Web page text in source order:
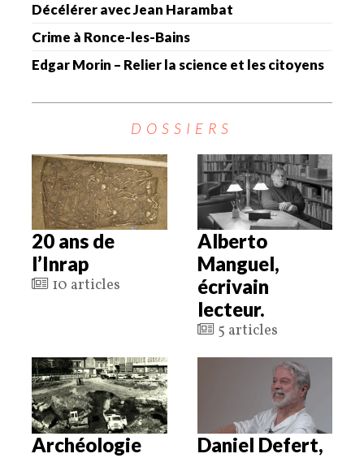
Décélérer avec Jean Harambat
Crime à Ronce-les-Bains
Edgar Morin – Relier la science et les citoyens
DOSSIERS
20 ans de
l’Inrap
10 articles
Alberto
Manguel,
écrivain
lecteur.
5 articles
Archéologie
Daniel Defert,